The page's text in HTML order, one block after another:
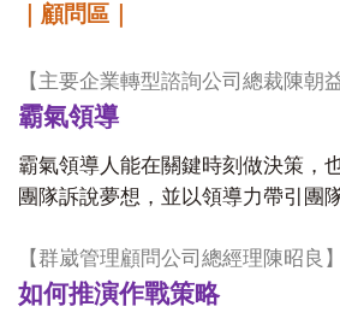
｜顧問區｜
【主要企業轉型諮詢公司總裁陳朝益
霸氣領導
霸氣領導人能在關鍵時刻做決策，
團隊訴說夢想，並以領導力帶引團
【群崴管理顧問公司總經理陳昭良】
如何推演作戰策略